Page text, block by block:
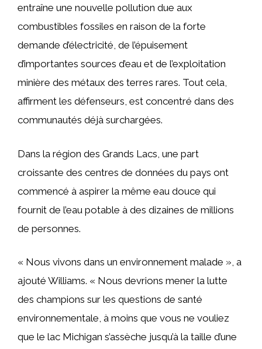
entraîne une nouvelle pollution due aux
combustibles fossiles en raison de la forte
demande d’électricité, de l’épuisement
d’importantes sources d’eau et de l’exploitation
minière des métaux des terres rares. Tout cela,
affirment les défenseurs, est concentré dans des
communautés déjà surchargées.
Dans la région des Grands Lacs, une part
croissante des centres de données du pays ont
commencé à aspirer la même eau douce qui
fournit de l’eau potable à des dizaines de millions
de personnes.
« Nous vivons dans un environnement malade », a
ajouté Williams. « Nous devrions mener la lutte
des champions sur les questions de santé
environnementale, à moins que vous ne vouliez
que le lac Michigan s’assèche jusqu’à la taille d’une